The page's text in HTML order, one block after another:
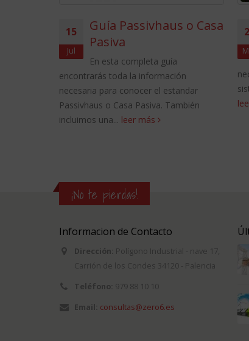
Guía Passivhaus o Casa
En esta completa guía
toda la información
para conocer el estandar
o Casa Pasiva. También
leer más
20 Guía de
En esta
encontrarás
necesaria para elegir
sistema de
leer más
¡No te pierdas!
Informacion de Contacto
Dirección: Polígono Industrial - nave 17,
Carrión de los Condes 34120 - Palencia
Teléfono: 979 88 10 10
Email: consultas@zero6.es